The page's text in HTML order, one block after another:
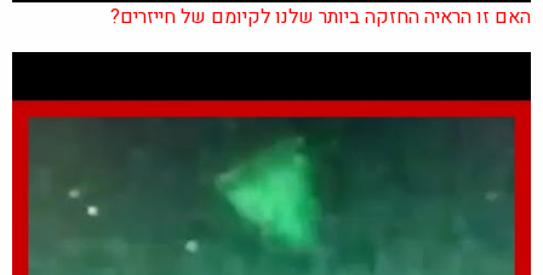
האם זו הראיה החזקה ביותר שלנו לקיומם של חייזרים?